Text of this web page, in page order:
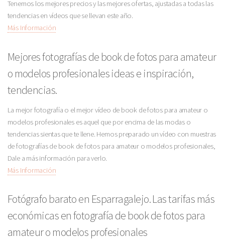
Tenemos los mejores precios y las mejores ofertas, ajustadas a todas las
tendencias en vídeos que se llevan este año.
Más Información
Mejores fotografías de book de fotos para amateur
o modelos profesionales ideas e inspiración,
tendencias.
La mejor fotografía o el mejor vídeo de book de fotos para amateur o
modelos profesionales es aquel que por encima de las modas o
tendencias sientas que te llene. Hemos preparado un vídeo con muestras
de fotografías de book de fotos para amateur o modelos profesionales,
Dale a más información para verlo.
Más Información
Fotógrafo barato en Esparragalejo. Las tarifas más
económicas en fotografía de book de fotos para
amateur o modelos profesionales